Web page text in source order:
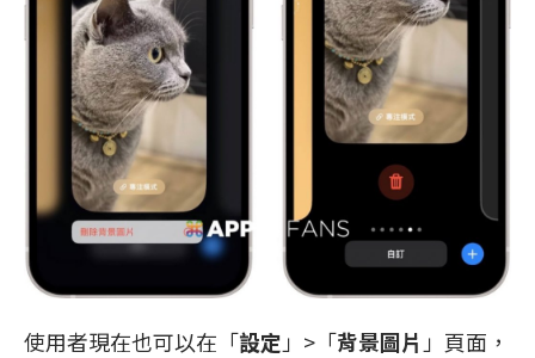
使用者現在也可以在「設定 」>「背景圖片 」頁面，